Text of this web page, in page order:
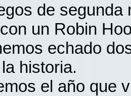
de segunda
un Robin
echado
historia.
el año que